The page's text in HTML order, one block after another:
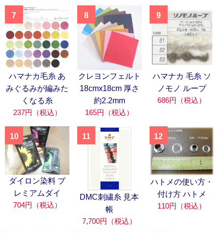
7
ハマナカ毛糸 あ
みぐるみが編みた
くなる糸
237円（税込）
8
クレヨンフェルト
18cmx18cm 厚さ
約2.2mm
165円（税込）
9
ハマナカ 毛糸 ソ
ノモノ ループ
686円（税込）
10
ダイロン染料 プ
レミアムダイ
704円（税込）
11
DMC刺繍糸 見本
帳
7,700円（税込）
12
ハトメの使い方・
付け方 ハトメ
110円（税込）